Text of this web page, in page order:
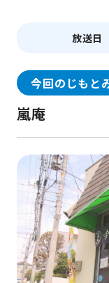
放送
今回のじもと
嵐庵